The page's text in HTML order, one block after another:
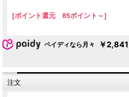
[ポイント還元 85ポイント～]
ペイディなら月々 ￥2,841
注文